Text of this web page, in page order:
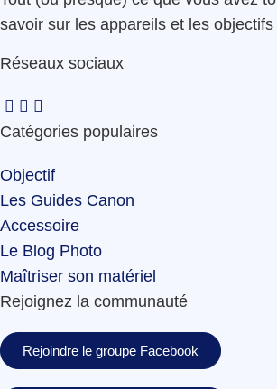
savoir sur les appareils et les objectifs
Réseaux sociaux
Catégories populaires
Objectif
Les Guides Canon
Accessoire
Le Blog Photo
Maîtriser son matériel
Rejoignez la communauté
Rejoindre le groupe Facebook